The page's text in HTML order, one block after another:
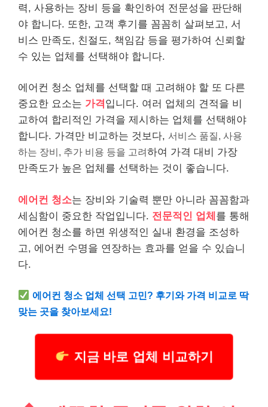
력, 사용하는 장비 등을 확인하여 전문성을 판단해
야 합니다. 또한, 고객 후기를 꼼꼼히 살펴보고, 서
비스 만족도, 친절도, 책임감 등을 평가하여 신뢰할
수 있는 업체를 선택해야 합니다.
에어컨 청소 업체를 선택할 때 고려해야 할 또 다른
중요한 요소는 가격 입니다. 여러 업체의 견적을 비
교하여 합리적인 가격을 제시하는 업체를 선택해야
합니다. 가격만 비교하는 것보다, 서비스 품질, 사용
하는 장비, 추가 비용 등을 고려하여 가격 대비 가장
만족도가 높은 업체를 선택하는 것이 좋습니다.
에어컨 청소는 장비와 기술력 뿐만 아니라 꼼꼼함과
세심함이 중요한 작업입니다. 전문적인 업체 를 통해
에어컨 청소를 하면 위생적인 실내 환경을 조성하
고, 에어컨 수명을 연장하는 효과를 얻을 수 있습니
다.
에어컨 청소 업체 선택 고민? 후기와 가격 비교로 딱
맞는 곳을 찾아보세요!
지금 바로 업체 비교하기